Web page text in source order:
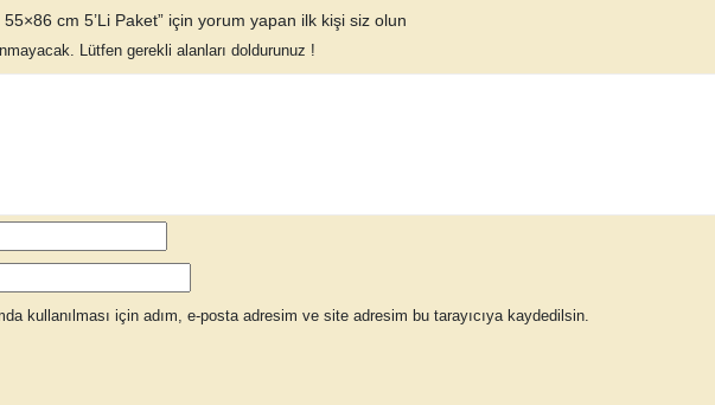
cm 5’Li Paket” için yorum yapan ilk kişi siz olun
Lütfen gerekli alanları doldurunuz !
kullanılması için adım, e-posta adresim ve site adresim bu tarayıcıya kaydedilsin.